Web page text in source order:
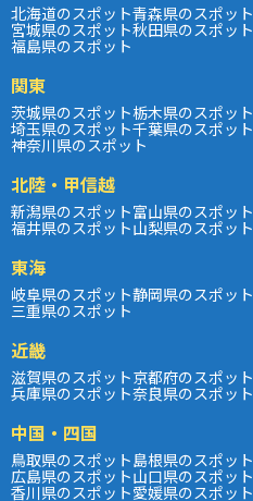
北海道のスポット青森県のスポット
宮城県のスポット秋田県のスポット
福島県のスポット
関東
茨城県のスポット栃木県のスポット
埼玉県のスポット千葉県のスポット
神奈川県のスポット
北陸・甲信越
新潟県のスポット富山県のスポット
福井県のスポット山梨県のスポット
東海
岐阜県のスポット静岡県のスポット
三重県のスポット
近畿
滋賀県のスポット京都府のスポット
兵庫県のスポット奈良県のスポット
中国・四国
鳥取県のスポット島根県のスポット
広島県のスポット山口県のスポット
香川県のスポット愛媛県のスポット